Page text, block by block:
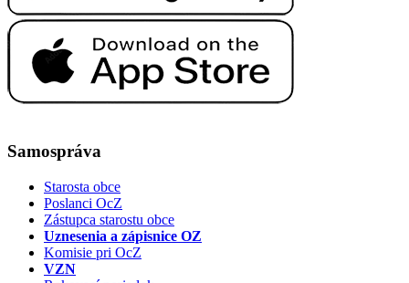
Samospráva
Starosta obce
Poslanci OcZ
Zástupca starostu obce
Uznesenia a zápisnice OZ
Komisie pri OcZ
VZN